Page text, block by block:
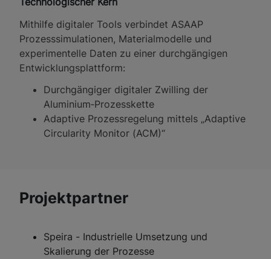
Mithilfe digitaler Tools verbindet ASAAP
Prozesssimulationen, Materialmodelle und
experimentelle Daten zu einer durchgängigen
Entwicklungsplattform:
Durchgängiger digitaler Zwilling der
Aluminium‑Prozesskette
Adaptive Prozessregelung mittels „Adaptive
Circularity Monitor (ACM)“
Projektpartner
Speira - Industrielle Umsetzung und
Skalierung der Prozesse